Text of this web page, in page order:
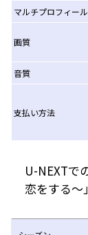
マルチプロフィール
画質
音質
支払い方法
U-NEXTで
恋をする～